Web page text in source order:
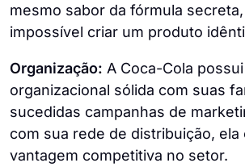
mesmo sabor da fórmula
impossível criar um produto
Organização: A Coca-Cola
organizacional sólida com suas
sucedidas campanhas de
com sua rede de distribuição, ela
vantagem competitiva no setor.